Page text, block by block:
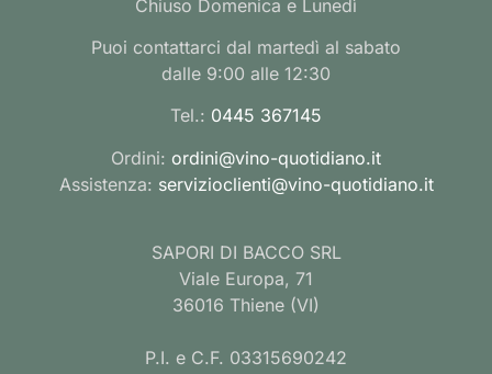
Chiuso Domenica e Lunedì
Puoi contattarci dal martedì al sabato
dalle 9:00 alle 12:30
Tel.: 0445 367145
Ordini: ordini@vino-quotidiano.it
Assistenza: servizioclienti@vino-quotidiano.it
SAPORI DI BACCO SRL
Viale Europa, 71
36016 Thiene (VI)
P.I. e C.F. 03315690242